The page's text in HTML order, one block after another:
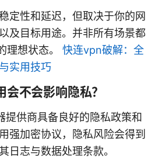
定性和延迟，但取决于你的网
及目标用途。并非所有场景都
理想状态。 快连vpn破解：全
实用技巧
不会影响隐私？
提供商具备良好的隐私政策和
强加密协议，隐私风险会得到
日志与数据处理条款。